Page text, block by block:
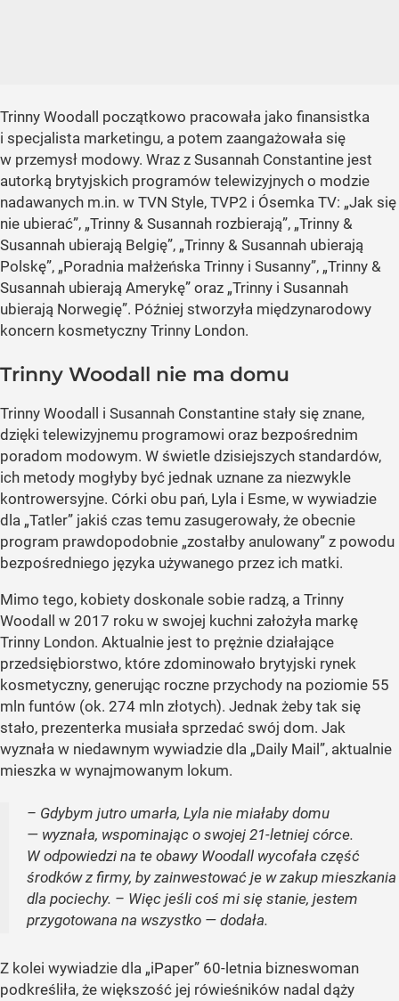
Trinny Woodall początkowo pracowała jako finansistka
i specjalista marketingu, a potem zaangażowała się
w przemysł modowy. Wraz z Susannah Constantine jest
autorką brytyjskich programów telewizyjnych o modzie
nadawanych m.in. w TVN Style, TVP2 i Ósemka TV: „Jak się
nie ubierać”, „Trinny & Susannah rozbierają”, „Trinny &
Susannah ubierają Belgię”, „Trinny & Susannah ubierają
Polskę”, „Poradnia małżeńska Trinny i Susanny”, „Trinny &
Susannah ubierają Amerykę” oraz „Trinny i Susannah
ubierają Norwegię”. Później stworzyła międzynarodowy
koncern kosmetyczny Trinny London.
Trinny Woodall nie ma domu
Trinny Woodall i Susannah Constantine stały się znane,
dzięki telewizyjnemu programowi oraz bezpośrednim
poradom modowym. W świetle dzisiejszych standardów,
ich metody mogłyby być jednak uznane za niezwykle
kontrowersyjne. Córki obu pań, Lyla i Esme, w wywiadzie
dla „Tatler” jakiś czas temu zasugerowały, że obecnie
program prawdopodobnie „zostałby anulowany” z powodu
bezpośredniego języka używanego przez ich matki.
Mimo tego, kobiety doskonale sobie radzą, a Trinny
Woodall w 2017 roku w swojej kuchni założyła markę
Trinny London. Aktualnie jest to prężnie działające
przedsiębiorstwo, które zdominowało brytyjski rynek
kosmetyczny, generując roczne przychody na poziomie 55
mln funtów (ok. 274 mln złotych). Jednak żeby tak się
stało, prezenterka musiała sprzedać swój dom. Jak
wyznała w niedawnym wywiadzie dla „Daily Mail”, aktualnie
mieszka w wynajmowanym lokum.
– Gdybym jutro umarła, Lyla nie miałaby domu
— wyznała, wspominając o swojej 21-letniej córce.
W odpowiedzi na te obawy Woodall wycofała część
środków z firmy, by zainwestować je w zakup mieszkania
dla pociechy. – Więc jeśli coś mi się stanie, jestem
przygotowana na wszystko — dodała.
Z kolei wywiadzie dla „iPaper” 60-letnia bizneswoman
podkreśliła, że większość jej rówieśników nadal dąży